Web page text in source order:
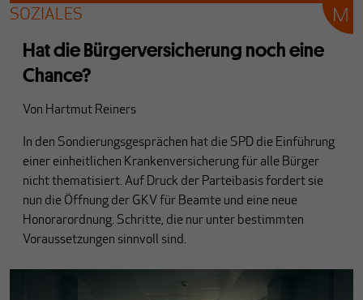
SOZIALES
Hat die Bürgerversicherung noch eine
Chance?
Von Hartmut Reiners
In den Sondierungsgesprächen hat die SPD die Einführung
einer einheitlichen Krankenversicherung für alle Bürger
nicht thematisiert. Auf Druck der Parteibasis fordert sie
nun die Öffnung der GKV für Beamte und eine neue
Honorarordnung. Schritte, die nur unter bestimmten
Voraussetzungen sinnvoll sind.